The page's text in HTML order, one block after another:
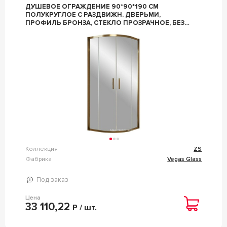
ДУШЕВОЕ ОГРАЖДЕНИЕ 90*90*190 СМ
ПОЛУКРУГЛОЕ С РАЗДВИЖН. ДВЕРЬМИ,
ПРОФИЛЬ БРОНЗА, СТЕКЛО ПРОЗРАЧНОЕ, БЕЗ
Коллекция
ZS
Фабрика
Vegas Glass
Под заказ
Цена
33 110,22 Р / шт.